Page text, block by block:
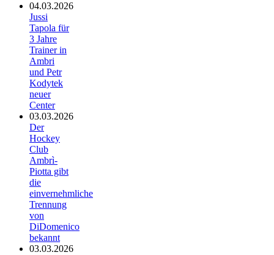
04.03.2026
Jussi
Tapola für
3 Jahre
Trainer in
Ambri
und Petr
Kodytek
neuer
Center
03.03.2026
Der
Hockey
Club
Ambrì-
Piotta gibt
die
einvernehmliche
Trennung
von
DiDomenico
bekannt
03.03.2026